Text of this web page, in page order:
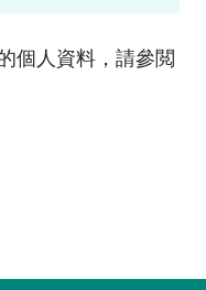
個人資料，請參閲